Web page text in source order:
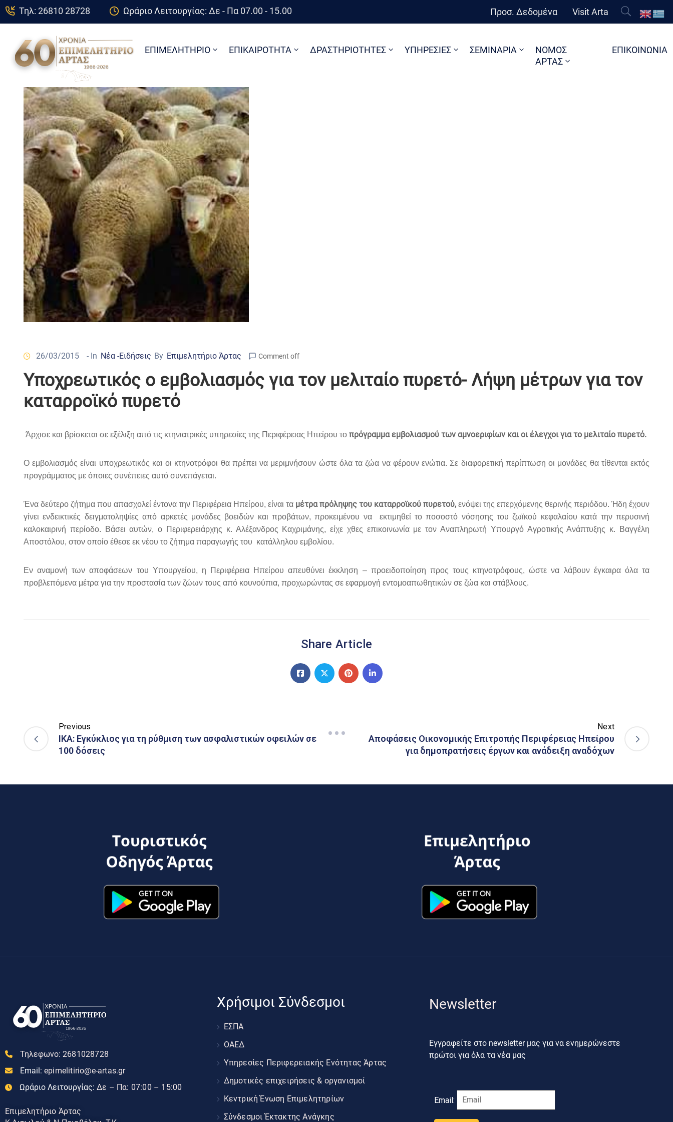
Τηλ: 26810 28728 Ωράριο Λειτουργίας: Δε - Πα 07.00 - 15.00 Προσ. Δεδομένα Visit Arta
ΕΠΙΜΕΛΗΤΗΡΙΟ ΕΠΙΚΑΙΡΟΤΗΤΑ ΔΡΑΣΤΗΡΙΟΤΗΤΕΣ ΥΠΗΡΕΣΙΕΣ ΣΕΜΙΝΑΡΙΑ
ΝΟΜΟΣ
ΑΡΤΑΣ
ΕΠΙΚΟΙΝΩΝΙΑ
26/03/2015 - In Νέα -Ειδήσεις By Επιμελητήριο Άρτας Comment off
Υποχρεωτικός ο εμβολιασμός για τον μελιταίο πυρετό- Λήψη μέτρων για τον
καταρροϊκό πυρετό
Άρχισε και βρίσκεται σε εξέλιξη από τις κτηνιατρικές υπηρεσίες της Περιφέρειας Ηπείρου το πρόγραμμα εμβολιασμού των αμνοεριφίων και οι έλεγχοι για το μελιταίο πυρετό.
Ο εμβολιασμός είναι υποχρεωτικός και οι κτηνοτρόφοι θα πρέπει να μεριμνήσουν ώστε όλα τα ζώα να φέρουν ενώτια. Σε διαφορετική περίπτωση οι μονάδες θα τίθενται εκτός
προγράμματος με όποιες συνέπειες αυτό συνεπάγεται.
Ένα δεύτερο ζήτημα που απασχολεί έντονα την Περιφέρεια Ηπείρου, είναι τα μέτρα πρόληψης του καταρροϊκού πυρετού, ενόψει της επερχόμενης θερινής περιόδου. Ήδη έχουν
γίνει ενδεικτικές δειγματοληψίες από αρκετές μονάδες βοειδών και προβάτων, προκειμένου να εκτιμηθεί το ποσοστό νόσησης του ζωϊκού κεφαλαίου κατά την περυσινή
καλοκαιρινή περίοδο. Βάσει αυτών, ο Περιφερειάρχης κ. Αλέξανδρος Καχριμάνης, είχε χθες επικοινωνία με τον Αναπληρωτή Υπουργό Αγροτικής Ανάπτυξης κ. Βαγγέλη
Αποστόλου, στον οποίο έθεσε εκ νέου το ζήτημα παραγωγής του κατάλληλου εμβολίου.
Εν αναμονή των αποφάσεων του Υπουργείου, η Περιφέρεια Ηπείρου απευθύνει έκκληση – προειδοποίηση προς τους κτηνοτρόφους, ώστε να λάβουν έγκαιρα όλα τα
προβλεπόμενα μέτρα για την προστασία των ζώων τους από κουνούπια, προχωρώντας σε εφαρμογή εντομοαπωθητικών σε ζώα και στάβλους.
Share Article
Previous
ΙΚΑ: Εγκύκλιος για τη ρύθμιση των ασφαλιστικών οφειλών σε
100 δόσεις
Next
Αποφάσεις Οικονομικής Επιτροπής Περιφέρειας Ηπείρου
για δημοπρατήσεις έργων και ανάδειξη αναδόχων
Τηλεφωνο: 2681028728
Email: epimelitirio@e-artas.gr
Ωράριο Λειτουργίας: Δε – Πα: 07:00 – 15:00
Επιμελητήριο Άρτας
Χρήσιμοι Σύνδεσμοι
ΕΣΠΑ
ΟΑΕΔ
Υπηρεσίες Περιφερειακής Ενότητας Άρτας
Δημοτικές επιχειρήσεις & οργανισμοί
Κεντρική Ένωση Επιμελητηρίων
Σύνδεσμοι Έκτακτης Ανάγκης
Newsletter
Εγγραφείτε στο newsletter μας για να ενημερώνεστε
πρώτοι για όλα τα νέα μας
Email: